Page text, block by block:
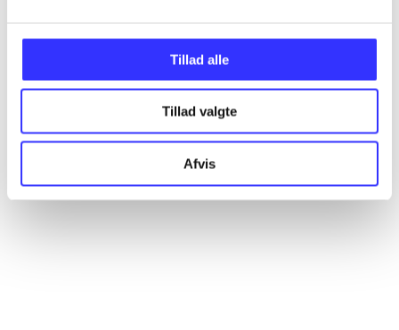
Tillad alle
Tillad valgte
Afvis